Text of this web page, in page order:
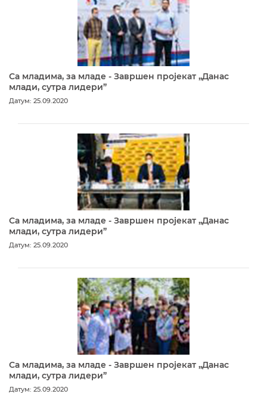
Са младима, за младе - Завршен пројекат „Данас
млади, сутра лидери”
Датум: 25.09.2020
Са младима, за младе - Завршен пројекат „Данас
млади, сутра лидери”
Датум: 25.09.2020
Са младима, за младе - Завршен пројекат „Данас
млади, сутра лидери”
Датум: 25.09.2020